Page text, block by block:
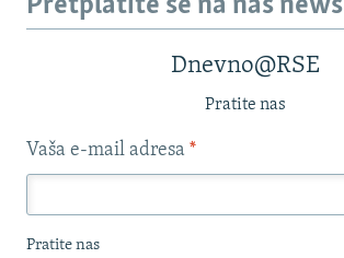
Dnevno@RSE
Pratite nas
Vaša e-mail adresa *
Pratite nas